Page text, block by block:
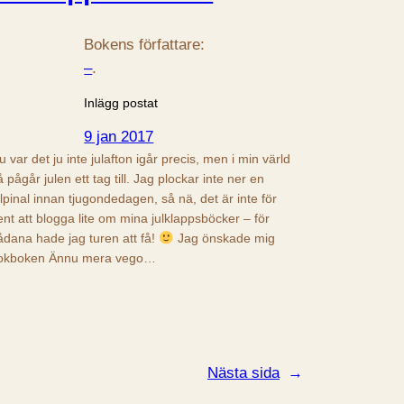
Bokens författare:
–.
Inlägg postat
9 jan 2017
var det ju inte julafton igår precis, men i min värld
pågår julen ett tag till. Jag plockar inte ner en
innan tjugondedagen, så nä, det är inte för
att blogga lite om mina julklappsböcker – för
hade jag turen att få!
Jag önskade mig
Ännu mera vego…
Nästa sida →